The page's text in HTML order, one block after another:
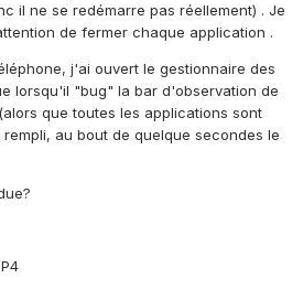
il ne se redémarre pas réellement) . Je
de fermer chaque application .
j'ai ouvert le gestionnaire des
lorsqu'il "bug" la bar d'observation de
que toutes les applications sont
au bout de quelque secondes le